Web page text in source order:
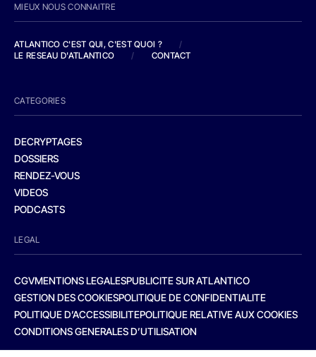
MIEUX NOUS CONNAITRE
ATLANTICO C'EST QUI, C'EST QUOI ?
/
LE RESEAU D'ATLANTICO
/ CONTACT
CATEGORIES
DECRYPTAGES
DOSSIERS
RENDEZ-VOUS
VIDEOS
PODCASTS
LEGAL
CGVMENTIONS LEGALESPUBLICITE SUR ATLANTICO
GESTION DES COOKIESPOLITIQUE DE CONFIDENTIALITE
POLITIQUE D’ACCESSIBILITEPOLITIQUE RELATIVE AUX COOKIES
CONDITIONS GENERALES D’UTILISATION